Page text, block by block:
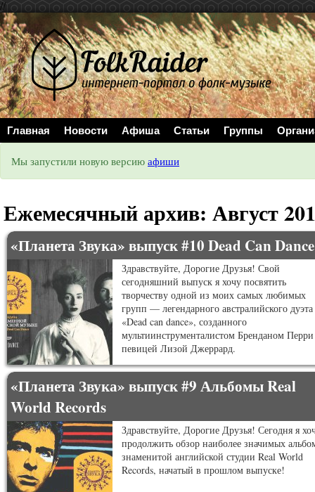
//
Главная Новости Афиша Статьи Группы
Мы запустили новую версию афиши
Ежемесячный архив: Август
«Планета Звука» выпуск #10 Dead Can Dance
Здравствуйте, Дорогие Друзья! Свой
сегодняшний выпуск я хочу посвятить
творчеству одной из моих самых любимых
групп — легендарного австралийского дуэта
«Dead can dance», созданного
мультиинструменталистом Бренданом
певицей Лизой Джеррард.
«Планета Звука» выпуск #9 Альбомы Real
World Records
Здравствуйте, Дорогие Друзья! Сегодня я
продолжить обзор наиболее значимых
знаменитой английской студии Real World
Records, начатый в прошлом выпуске!